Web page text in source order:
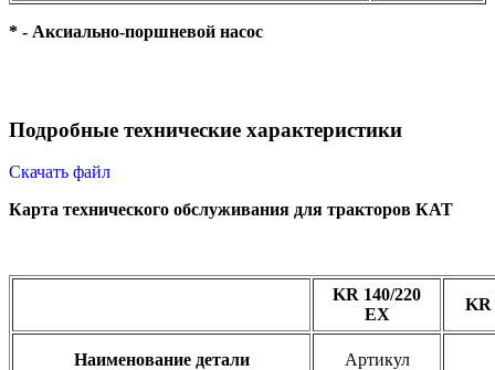
* - Аксиально-поршневой насос
Подробные технические характеристики
Скачать файл
Карта технического обслуживания для тракторов КАТ
KR 140/220
EX
KR
Наименование детали Артикул